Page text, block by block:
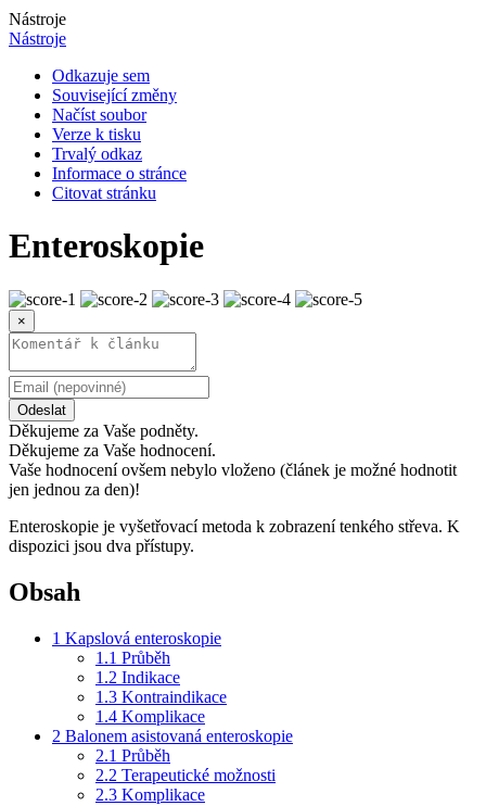
Nástroje
Nástroje
Odkazuje sem
Související změny
Načíst soubor
Verze k tisku
Trvalý odkaz
Informace o stránce
Citovat stránku
Enteroskopie
×
Odeslat
Děkujeme za Vaše podněty.
Děkujeme za Vaše hodnocení.
Vaše hodnocení ovšem nebylo vloženo (článek je možné hodnotit
jen jednou za den)!
Enteroskopie je vyšetřovací metoda k zobrazení tenkého střeva. K
dispozici jsou dva přístupy.
Obsah
1 Kapslová enteroskopie
1.1 Průběh
1.2 Indikace
1.3 Kontraindikace
1.4 Komplikace
2 Balonem asistovaná enteroskopie
2.1 Průběh
2.2 Terapeutické možnosti
2.3 Komplikace